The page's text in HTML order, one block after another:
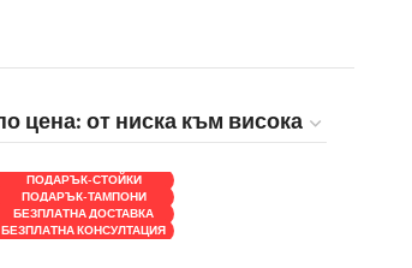
ПОДАРЪК-СТОЙКИ
ПОДАРЪК-ТАМПОНИ
БЕЗПЛАТНА ДОСТАВКА
БЕЗПЛАТНА КОНСУЛТАЦИЯ